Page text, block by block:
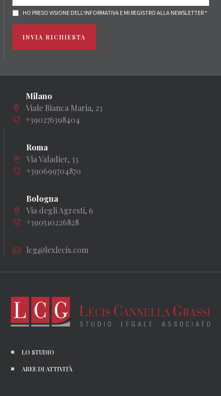
HO PRESO VISIONE DELL'INFORMATIVA E MI REGISTRO ALLA NEWSLETTER *
INVIA RICHIESTA
Milano
Viale Bianca Maria, 23
+390276398404
Roma
Via Valadier, 33
+390699704870
Bologna
Via degli Agresti, 6
+390510226828
lcg@lexlecis.com
LO STUDIO
AREE DI ATTIVITÀ